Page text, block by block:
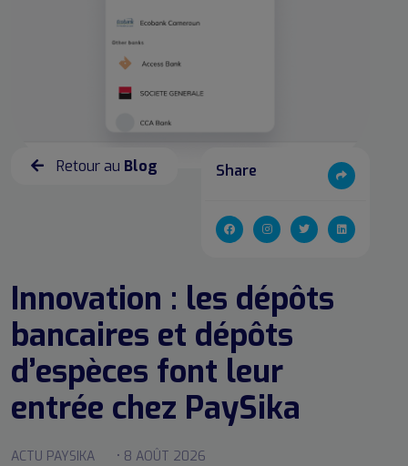
Retour au Blog Share
Innovation : les dépôts
bancaires et dépôts
d’espèces font leur
entrée chez PaySika
ACTU PAYSIKA • 8 AOÛT 2026